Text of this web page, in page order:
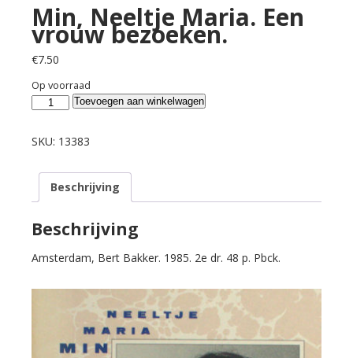
Min, Neeltje Maria. Een
vrouw bezoeken.
€7.50
Op voorraad
Min,
Maria.
vrouw
bezoeken.
aantal
Toevoegen aan winkelwagen
SKU: 13383
Beschrijving
Beschrijving
Amsterdam, Bert Bakker. 1985. 2e dr. 48 p. Pbck.